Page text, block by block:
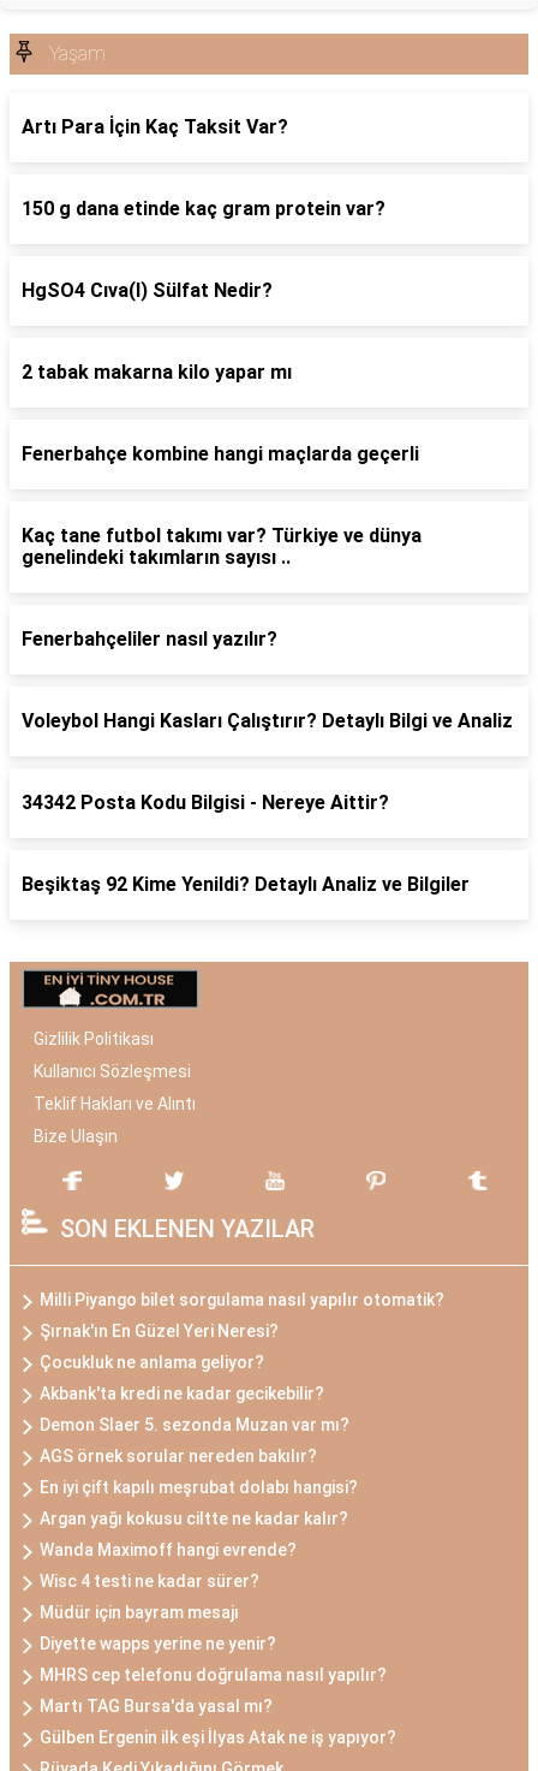
Yaşam
Artı Para İçin Kaç Taksit Var?
150 g dana etinde kaç gram protein var?
HgSO4 Cıva(I) Sülfat Nedir?
2 tabak makarna kilo yapar mı
Fenerbahçe kombine hangi maçlarda geçerli
Kaç tane futbol takımı var? Türkiye ve dünya
genelindeki takımların sayısı ..
Fenerbahçeliler nasıl yazılır?
Voleybol Hangi Kasları Çalıştırır? Detaylı Bilgi ve Analiz
34342 Posta Kodu Bilgisi - Nereye Aittir?
Beşiktaş 92 Kime Yenildi? Detaylı Analiz ve Bilgiler
Gizlilik Politikası
Kullanıcı Sözleşmesi
Teklif Hakları ve Alıntı
Bize Ulaşın
SON EKLENEN YAZILAR
Milli Piyango bilet sorgulama nasıl yapılır otomatik?
Şırnak'ın En Güzel Yeri Neresi?
Çocukluk ne anlama geliyor?
Akbank'ta kredi ne kadar gecikebilir?
Demon Slaer 5. sezonda Muzan var mı?
AGS örnek sorular nereden bakılır?
En iyi çift kapılı meşrubat dolabı hangisi?
Argan yağı kokusu ciltte ne kadar kalır?
Wanda Maximoff hangi evrende?
Wisc 4 testi ne kadar sürer?
Müdür için bayram mesajı
Diyette wapps yerine ne yenir?
MHRS cep telefonu doğrulama nasıl yapılır?
Martı TAG Bursa'da yasal mı?
Gülben Ergenin ilk eşi İlyas Atak ne iş yapıyor?